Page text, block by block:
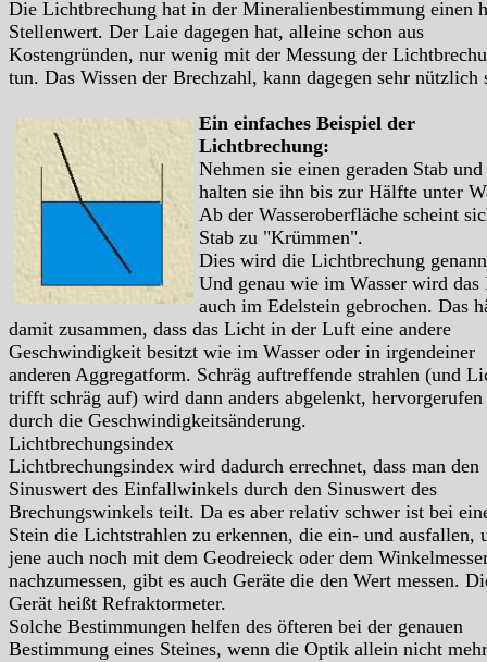
Die Lichtbrechung hat in der Mineralienbestimmung einen
Stellenwert. Der Laie dagegen hat, alleine schon aus
Kostengründen, nur wenig mit der Messung der
tun. Das Wissen der Brechzahl, kann dagegen sehr nützlich
Ein einfaches Beispiel der
Lichtbrechung:
Nehmen sie einen geraden Stab und
halten sie ihn bis zur Hälfte unter
Ab der Wasseroberfläche scheint
Stab zu "Krümmen".
Dies wird die Lichtbrechung
Und genau wie im Wasser wird
auch im Edelstein gebrochen. Das
damit zusammen, dass das Licht in der Luft eine andere
Geschwindigkeit besitzt wie im Wasser oder in irgendeiner
anderen Aggregatform. Schräg auftreffende strahlen (und
trifft schräg auf) wird dann anders abgelenkt, hervorgerufen
durch die Geschwindigkeitsänderung.
Lichtbrechungsindex
Lichtbrechungsindex wird dadurch errechnet, dass man den
Sinuswert des Einfallwinkels durch den Sinuswert des
Brechungswinkels teilt. Da es aber relativ schwer ist bei
Stein die Lichtstrahlen zu erkennen, die ein- und ausfallen,
jene auch noch mit dem Geodreieck oder dem
nachzumessen, gibt es auch Geräte die den Wert messen.
Gerät heißt Refraktormeter.
Solche Bestimmungen helfen des öfteren bei der genauen
Bestimmung eines Steines, wenn die Optik allein nicht